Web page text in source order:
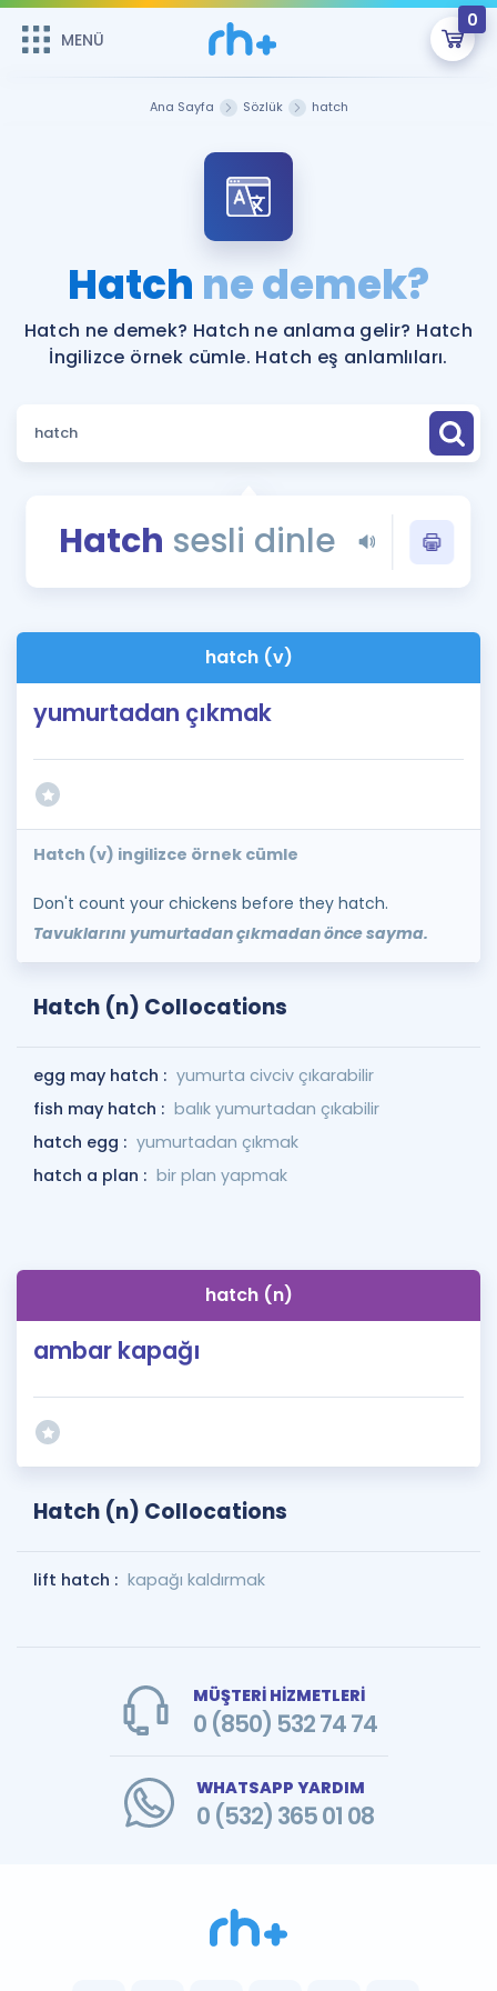
MENÜ
0
ÜYE DEĞİLİM
Sepetin Şu An Boş.
Remzi Hoca ile seni sınava hazırlayacak onlarca eğitim seni
bekliyor!
MENÜ
Faydalı Araçlar
Sözlük
Blog
İngilizce Gramer
Ana Sayfa Sözlük hatch
Hatch ne demek?
Hatch ne demek? Hatch ne anlama gelir? Hatch
İngilizce örnek cümle. Hatch eş anlamlıları.
Hatch sesli dinle
hatch (v)
yumurtadan çıkmak
Hatch (v) ingilizce örnek cümle
Don't count your chickens before they hatch.
Tavuklarını yumurtadan çıkmadan önce sayma.
Hatch (n) Collocations
egg may hatch : yumurta civciv çıkarabilir
fish may hatch : balık yumurtadan çıkabilir
hatch egg : yumurtadan çıkmak
hatch a plan : bir plan yapmak
hatch (n)
ambar kapağı
Hatch (n) Collocations
lift hatch : kapağı kaldırmak
MÜŞTERİ HİZMETLERİ
0 (850) 532 74 74
WHATSAPP YARDIM
0 (532) 365 01 08